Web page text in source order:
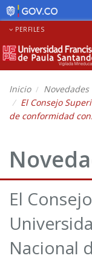
PERFILES
Inicio
Novedades
El Consejo
de conformidad
El
Nacional